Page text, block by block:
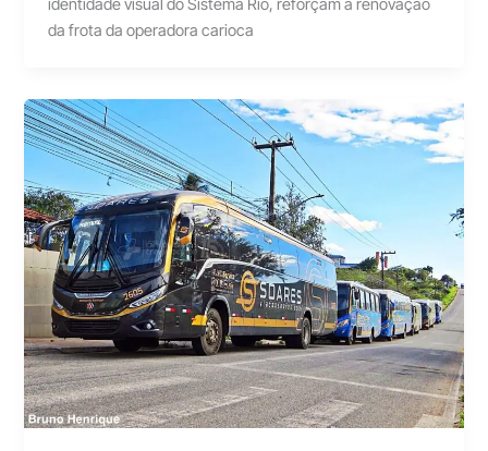
identidade visual do Sistema Rio, reforçam a renovação
da frota da operadora carioca